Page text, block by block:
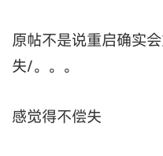
原帖不是说重启确实
失/。。。
感觉得不偿失